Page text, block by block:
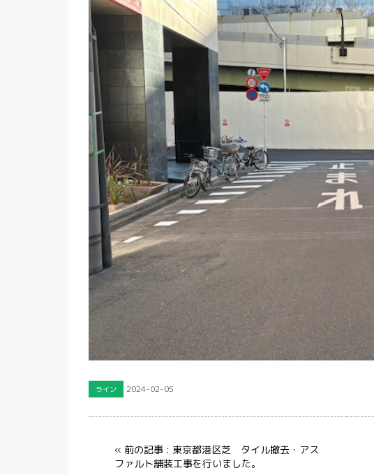
ライン 2024-02-05
« 前の記事 : 東京都港区芝 タイル撤去・アス
ファルト舗装工事を行いました。